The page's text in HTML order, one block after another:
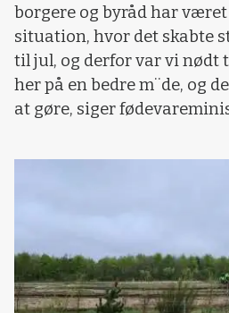
borgere og byråd har
situation, hvor det skabte
til jul, og derfor var vi nødt
her på en bedre m¨de, og
at gøre, siger